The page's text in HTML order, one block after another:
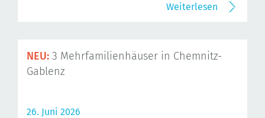
Weiterlesen
NEU: 3 Mehrfamilienhäuser in Chemnitz-
Gablenz
26. Juni 2026